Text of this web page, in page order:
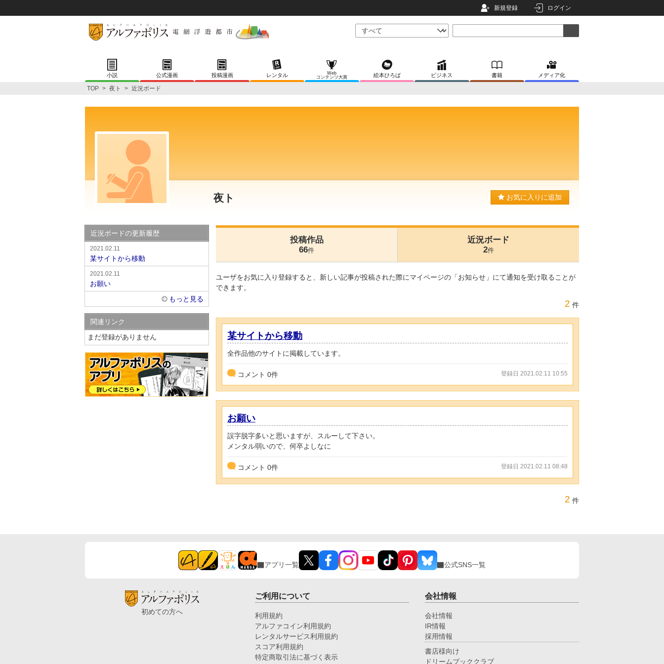
新規登録 ログイン
小説 公式漫画 投稿漫画 レンタル
Web
コンテンツ大賞
絵本ひろば ビジネス 書籍 メディア化
TOP > 夜ト > 近況ボード
夜ト お気に入りに追加
投稿作品
66件
近況ボード
2件
ユーザをお気に入り登録すると、新しい記事が投稿された際にマイページの「お知らせ」にて通知を受け取ることが
できます。
2 件
某サイトから移動
全作品他のサイトに掲載しています。
コメント 0件 登録日 2021.02.11 10:55
お願い
誤字脱字多いと思いますが、スルーして下さい。
メンタル弱いので、何卒よしなに
コメント 0件 登録日 2021.02.11 08:48
2 件
近況ボードの更新履歴
2021.02.11
某サイトから移動
2021.02.11
お願い
もっと見る
関連リンク
まだ登録がありません
アプリ一覧 公式SNS一覧
初めての方へ
ご利用について
利用規約
アルファコイン利用規約
レンタルサービス利用規約
スコア利用規約
特定商取引法に基づく表示
会社情報
会社情報
IR情報
採用情報
書店様向け
ドリームブッククラブ